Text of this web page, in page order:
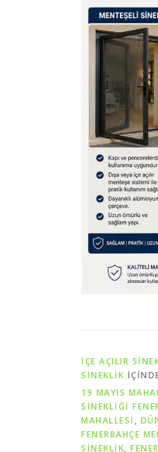
İÇE AÇILIR
SINEKLIK
19 MAYIS
SINEKLIĞI
MAHALLESİ ,
FENERBAHÇE
SINEKLIK,